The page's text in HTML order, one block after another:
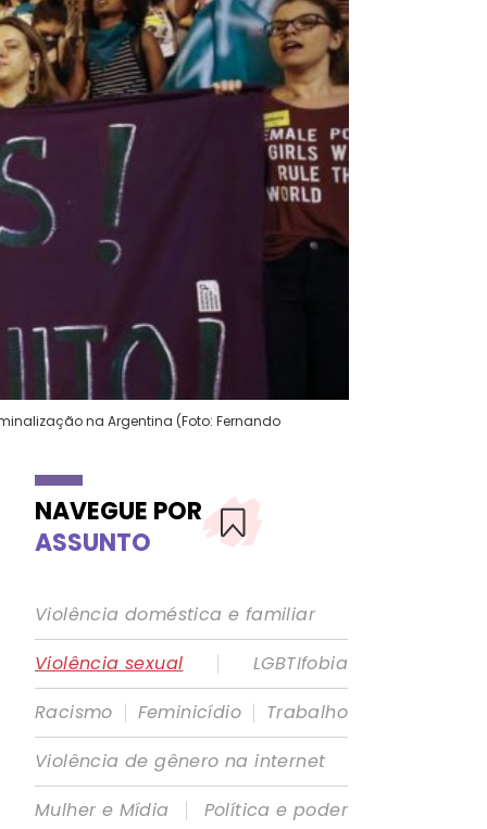
na Argentina (Foto: Fernando
NAVEGUE POR
ASSUNTO
Violência doméstica e familiar
Violência sexual
|
LGBTIfobia
Racismo | Feminicídio | Trabalho
Violência de gênero na internet
Mulher e Mídia
|
Política e poder